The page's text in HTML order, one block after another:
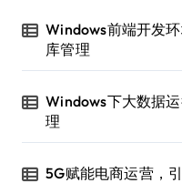
Windows前端开发
库管理
Windows下大数据
理
5G赋能电商运营，